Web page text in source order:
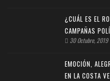
¿CUÁL ES EL
CAMPAÑAS
30 Octubre, 2019
EMOCIÓN,
EN LA COSTA